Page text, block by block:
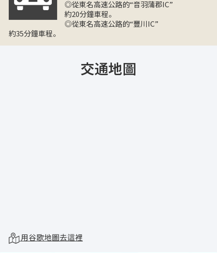
◎從東名高速公路的“音羽蒲郡IC”
約20分鐘車程。
◎從東名高速公路的“豐川IC”
約35分鐘車程。
交通地圖
用谷歌地圖去這裡